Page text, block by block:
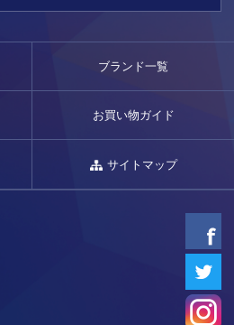
ブランド一覧
お買い物ガイド
サイトマップ